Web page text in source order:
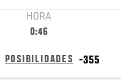
HORA
0:46
POSIBILIDADES -355